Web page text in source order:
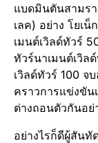
แบดมินตันสามร
เลค) อย่าง โยเ
เมนต์เวิลด์ทัวร์
ทัวร์นาเมนต์เวิล
เวิลด์ทัวร์ 100 จ
คราวการแข่งขัน
ต่างถอนตัวกันอย่
อย่างไรก็ดีผู้สัน